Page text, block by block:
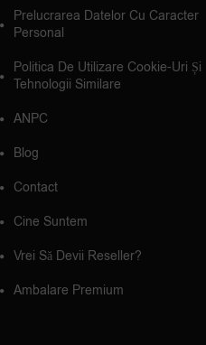
Prelucrarea Datelor Cu Caracter
Personal
Politica De Utilizare Cookie-Uri Și
Tehnologii Similare
ANPC
Blog
Contact
Cine Suntem
Vrei Să Devii Reseller?
Ambalare Premium